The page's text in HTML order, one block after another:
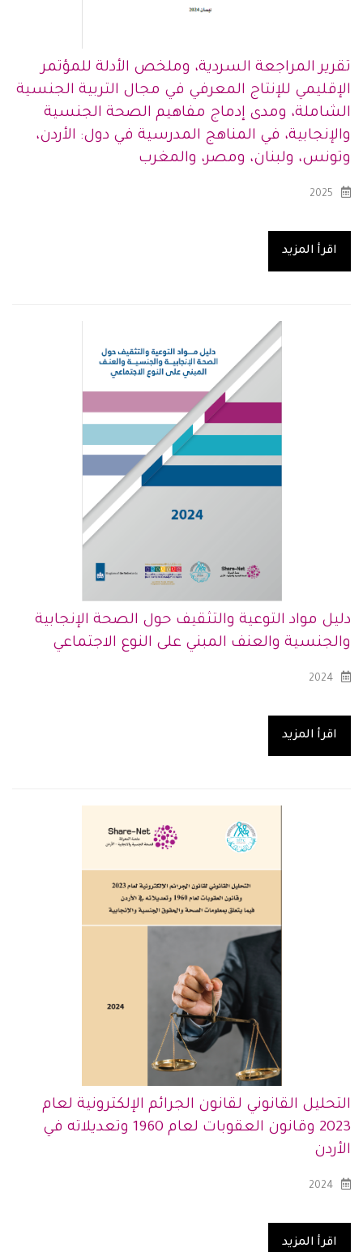
تقرير المراجعة السردية، وملخص الأدلة للمؤتمر
الإقليمي للإنتاج المعرفي في مجال التربية الجنسية
الشاملة، ومدى إدماج مفاهيم الصحة الجنسية
والإنجابية، في المناهج المدرسية في دول: الأردن،
وتونس، ولبنان، ومصر، والمغرب
2025
اقرأ المزيد
دليل مواد التوعية والتثقيف حول الصحة الإنجابية
والجنسية والعنف المبني على النوع الاجتماعي
2024
اقرأ المزيد
التحليل القانوني لقانون الجرائم الإلكترونية لعام
2023 وقانون العقوبات لعام 1960 وتعديلاته في
الأردن
2024
اقرأ المزيد